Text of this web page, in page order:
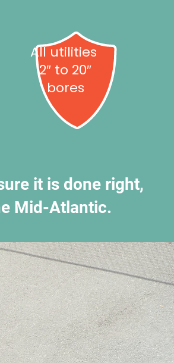
All utilities
2″ to 20″
bores
it is done right,
Mid-Atlantic.